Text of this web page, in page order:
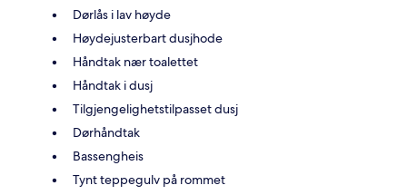
Dørlås i lav høyde
Høydejusterbart dusjhode
Håndtak nær toalettet
Håndtak i dusj
Tilgjengelighetstilpasset dusj
Dørhåndtak
Bassengheis
Tynt teppegulv på rommet